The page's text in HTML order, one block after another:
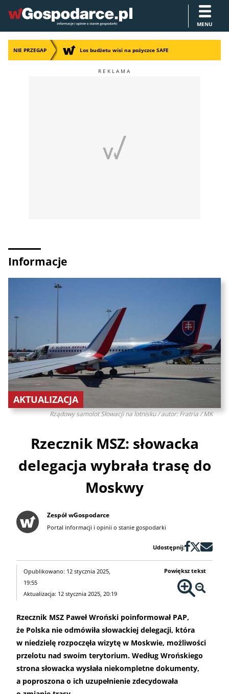
MENU
NIE PRZEGAP Los budżetu wisi na pożyczce SAFE
Informacje
Rządowy samolot Słowacji na lotnisku / autor: Fratria / MK
AKTUALIZACJA
Rzecznik MSZ: słowacka
delegacja wybrała trasę do
Moskwy
Zespół wGospodarce
Portal informacji i opinii o stanie gospodarki
Udostępnij:
Opublikowano: 12 stycznia 2025,
19:55
Aktualizacja: 12 stycznia 2025, 20:19
Powiększ tekst
Rzecznik MSZ Paweł Wroński poinformował PAP,
że Polska nie odmówiła słowackiej delegacji, która
w niedzielę rozpoczęła wizytę w Moskwie, możliwości
przelotu nad swoim terytorium. Według Wrońskiego
strona słowacka wysłała niekompletne dokumenty,
a poproszona o ich uzupełnienie zdecydowała